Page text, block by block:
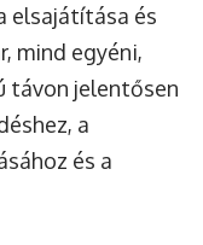
elsajátítása és
mind egyéni,
távon jelentősen
a
és a